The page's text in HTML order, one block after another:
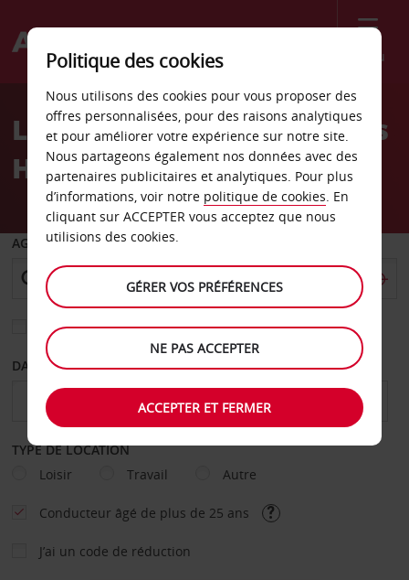
Menu
Welcome
AvisLocation de voiture Rungis
Halles
AGENCE DE DÉPART
Sélectionnez une autre agence de retour
DATE DE DÉPART DATE DE RETOUR
TYPE DE LOCATION
Loisir
Travail Autre
Conducteur âgé de plus de 25 ans
J’ai un code de réduction
Politique des cookies
Nous utilisons des cookies pour vous proposer des
offres personnalisées, pour des raisons analytiques
et pour améliorer votre expérience sur notre site.
Nous partageons également nos données avec des
partenaires publicitaires et analytiques. Pour plus
d’informations, voir notre politique de cookies. En
cliquant sur ACCEPTER vous acceptez que nous
utilisions des cookies.
GÉRER VOS PRÉFÉRENCES
NE PAS ACCEPTER
ACCEPTER ET FERMER